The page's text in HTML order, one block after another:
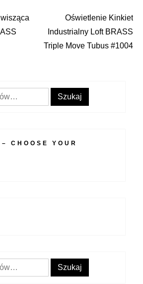
Oświetlenie Kinkiet
Industrialny Loft BRASS
Triple Move Tubus #1004
Szukaj
CHOOSE YOUR
Szukaj